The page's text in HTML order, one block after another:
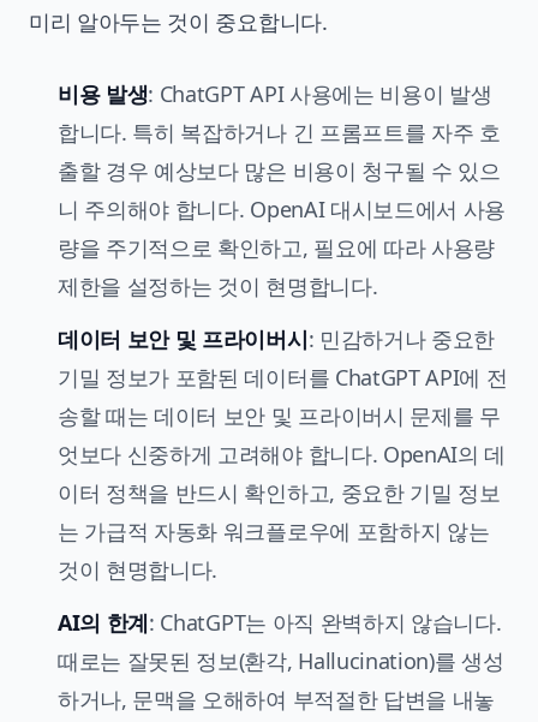
미리 알아두는 것이 중요합니다.
비용 발생: ChatGPT API 사용에는 비용이 발생
합니다. 특히 복잡하거나 긴 프롬프트를 자주 호
출할 경우 예상보다 많은 비용이 청구될 수 있으
니 주의해야 합니다. OpenAI 대시보드에서 사용
량을 주기적으로 확인하고, 필요에 따라 사용량
제한을 설정하는 것이 현명합니다.
데이터 보안 및 프라이버시: 민감하거나 중요한
기밀 정보가 포함된 데이터를 ChatGPT API에 전
송할 때는 데이터 보안 및 프라이버시 문제를 무
엇보다 신중하게 고려해야 합니다. OpenAI의 데
이터 정책을 반드시 확인하고, 중요한 기밀 정보
는 가급적 자동화 워크플로우에 포함하지 않는
것이 현명합니다.
AI의 한계: ChatGPT는 아직 완벽하지 않습니다.
때로는 잘못된 정보(환각, Hallucination)를 생성
하거나, 문맥을 오해하여 부적절한 답변을 내놓